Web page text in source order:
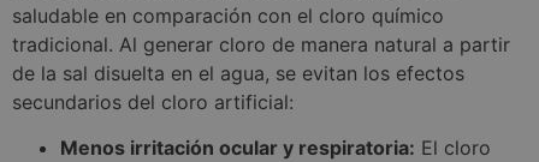
saludable en comparación con el cloro químico
tradicional. Al generar cloro de manera natural a partir
de la sal disuelta en el agua, se evitan los efectos
secundarios del cloro artificial:
Menos irritación ocular y respiratoria: El cloro